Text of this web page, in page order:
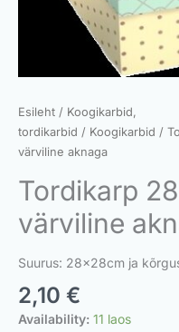
Esileht / Koogikarbid,
tordikarbid / Koogikarbid /
värviline aknaga
Tordikarp
värviline
Suurus: 28x28cm ja
2,10 €
Availability: 11 laos